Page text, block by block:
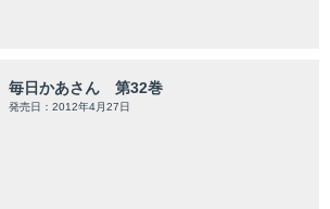
毎日かあさん 第32巻
発売日：2012年4月27日